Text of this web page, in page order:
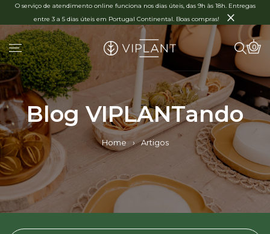
O serviço de atendimento online funciona nos dias úteis, das 9h às 18h. Entregas
entre 3 a 5 dias úteis em Portugal Continental. Boas compras!
×
0
Blog VIPLANTando
Home › Artigos